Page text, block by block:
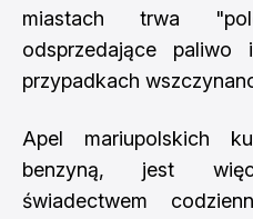
miastach trwa
odsprzedające
przypadkach
Apel mariupolskich
benzyną, jest
świadectwem